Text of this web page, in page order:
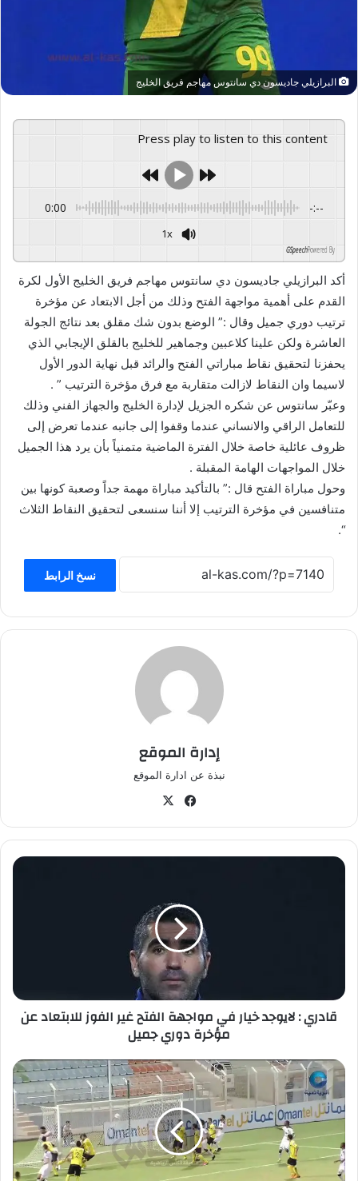
البرازيلي جاديسون دي سانتوس مهاجم فريق الخليج
Press play to listen to this content
0:00 -:--
1x
Powered By
GSpeech
أكد البرازيلي جاديسون دي سانتوس مهاجم فريق الخليج الأول لكرة
القدم على أهمية مواجهة الفتح وذلك من أجل الابتعاد عن مؤخرة
ترتيب دوري جميل وقال :” الوضع بدون شك مقلق بعد نتائج الجولة
العاشرة ولكن علينا كلاعبين وجماهير للخليج بالقلق الإيجابي الذي
يحفزنا لتحقيق نقاط مباراتي الفتح والرائد قبل نهاية الدور الأول
لاسيما وان النقاط لازالت متقاربة مع فرق مؤخرة الترتيب ” .
وعبّر سانتوس عن شكره الجزيل لإدارة الخليج والجهاز الفني وذلك
للتعامل الراقي والانساني عندما وقفوا إلى جانبه عندما تعرض إلى
ظروف عائلية خاصة خلال الفترة الماضية متمنياً بأن يرد هذا الجميل
خلال المواجهات الهامة المقبلة .
وحول مباراة الفتح قال :” بالتأكيد مباراة مهمة جداً وصعبة كونها بين
متنافسين في مؤخرة الترتيب إلا أننا سنسعى لتحقيق النقاط الثلاث
“.
نسخ الرابط
إدارة الموقع
نبذة عن ادارة الموقع
في
وك
ق
ي
خ
ي
ا
ر
ف
ي
م
قادري : لايوجد خيار في مواجهة الفتح غير الفوز للابتعاد عن
مؤخرة دوري جميل
ا
ل
د
و
ر
ي
ا